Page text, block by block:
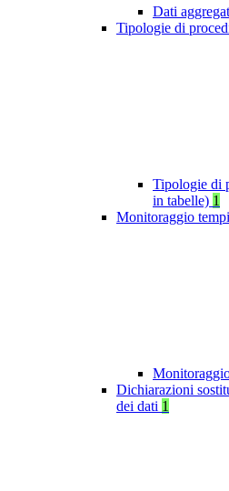
Dati
Tipologie di
Tipologie di
in tabelle) 1
Monitoraggio
Dichiarazioni
dei dati 1